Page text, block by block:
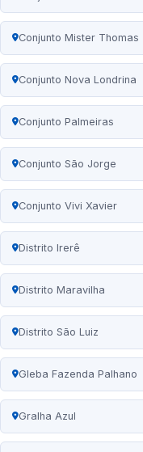
Conjunto Mister Thomas
Conjunto Nova Londrina
Conjunto Palmeiras
Conjunto São Jorge
Conjunto Vivi Xavier
Distrito Irerê
Distrito Maravilha
Distrito São Luiz
Gleba Fazenda Palhano
Gralha Azul